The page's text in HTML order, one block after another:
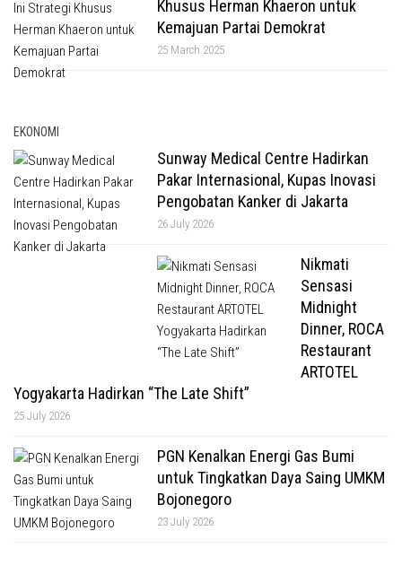
Khusus Herman Khaeron untuk
Kemajuan Partai Demokrat
25 March 2025
EKONOMI
Sunway Medical Centre Hadirkan
Pakar Internasional, Kupas Inovasi
Pengobatan Kanker di Jakarta
26 July 2026
Nikmati
Sensasi
Midnight
Dinner, ROCA
Restaurant
ARTOTEL
Yogyakarta Hadirkan “The Late Shift”
25 July 2026
PGN Kenalkan Energi Gas Bumi
untuk Tingkatkan Daya Saing UMKM
Bojonegoro
23 July 2026